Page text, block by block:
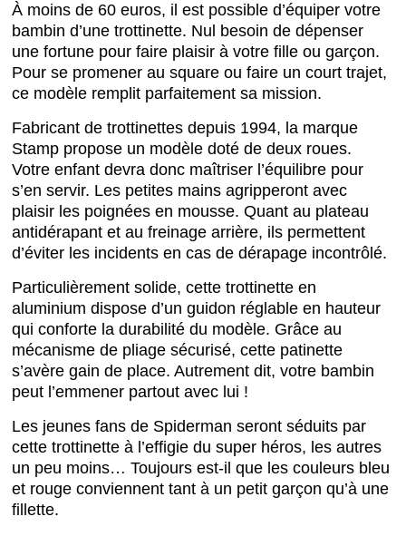
À moins de 60 euros, il est possible d’équiper votre
bambin d’une trottinette. Nul besoin de dépenser
une fortune pour faire plaisir à votre fille ou garçon.
Pour se promener au square ou faire un court trajet,
ce modèle remplit parfaitement sa mission.
Fabricant de trottinettes depuis 1994, la marque
Stamp propose un modèle doté de deux roues.
Votre enfant devra donc maîtriser l’équilibre pour
s’en servir. Les petites mains agripperont avec
plaisir les poignées en mousse. Quant au plateau
antidérapant et au freinage arrière, ils permettent
d’éviter les incidents en cas de dérapage incontrôlé.
Particulièrement solide, cette trottinette en
aluminium dispose d’un guidon réglable en hauteur
qui conforte la durabilité du modèle. Grâce au
mécanisme de pliage sécurisé, cette patinette
s’avère gain de place. Autrement dit, votre bambin
peut l’emmener partout avec lui !
Les jeunes fans de Spiderman seront séduits par
cette trottinette à l’effigie du super héros, les autres
un peu moins… Toujours est-il que les couleurs bleu
et rouge conviennent tant à un petit garçon qu’à une
fillette.